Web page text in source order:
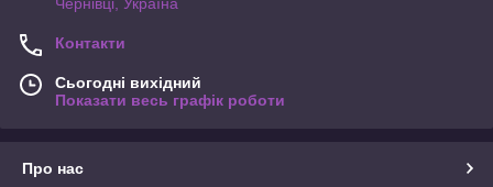
Контакти
Сьогодні вихідний
Показати весь графік роботи
Про нас